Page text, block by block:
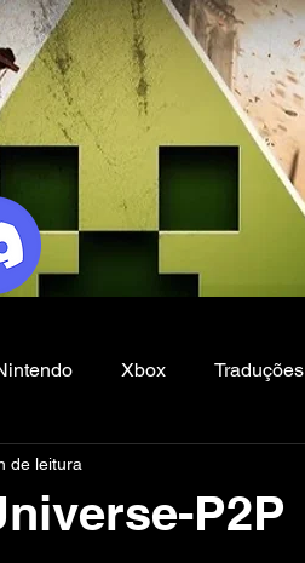
Xbox Traduções
Noticias
P2P
de leitura